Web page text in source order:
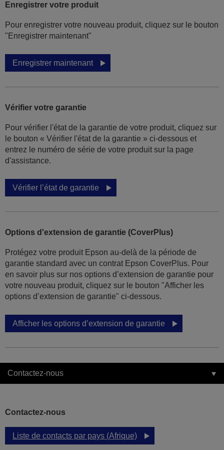
Enregistrer votre produit
Pour enregistrer votre nouveau produit, cliquez sur le bouton
"Enregistrer maintenant"
Enregistrer maintenant
Vérifier votre garantie
Pour vérifier l'état de la garantie de votre produit, cliquez sur
le bouton « Vérifier l'état de la garantie » ci-dessous et
entrez le numéro de série de votre produit sur la page
d'assistance.
Vérifier l’état de garantie
Options d'extension de garantie (CoverPlus)
Protégez votre produit Epson au-delà de la période de
garantie standard avec un contrat Epson CoverPlus. Pour
en savoir plus sur nos options d’extension de garantie pour
votre nouveau produit, cliquez sur le bouton "Afficher les
options d’extension de garantie" ci-dessous.
Afficher les options d’extension de garantie
Contactez-nous
Contactez-nous
Liste de contacts par pays (Afrique)